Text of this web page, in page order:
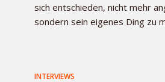
sich entschieden, nicht mehr
sondern sein eigenes Ding zu
INTERVIEWS